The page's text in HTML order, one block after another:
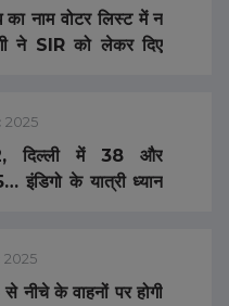
का नाम वोटर लिस्ट में न
ने SIR को लेकर दिए
2025
दिल्ली में 38 और
इंडिगो के यात्री ध्यान
से ज्यादा फ्लाइट्स
नीचे के वाहनों पर होगी